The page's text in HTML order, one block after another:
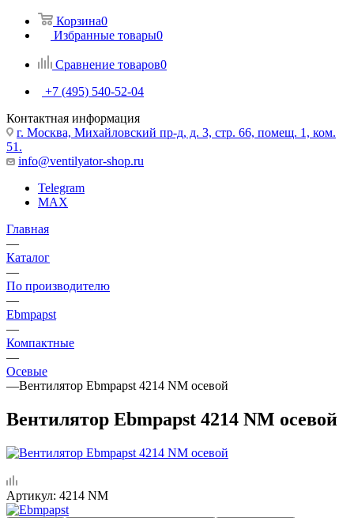
Корзина0
Избранные товары0
Сравнение товаров0
+7 (495) 540-52-04
Контактная информация
г. Москва, Михайловский пр-д, д. 3, cтр. 66, помещ. 1, ком.
51.
info@ventilyator-shop.ru
Telegram
MAX
Главная
—
Каталог
—
По производителю
—
Ebmpapst
—
Компактные
—
Осевые
—Вентилятор Ebmpapst 4214 NM осевой
Вентилятор Ebmpapst 4214 NM осевой
Артикул: 4214 NM